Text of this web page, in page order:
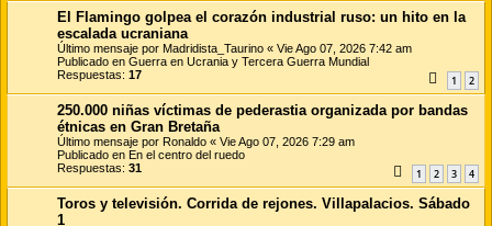
El Flamingo golpea el corazón industrial ruso: un hito en la
escalada ucraniana
Último mensaje por Madridista_Taurino « Vie Ago 07, 2026 7:42 am
Publicado en Guerra en Ucrania y Tercera Guerra Mundial
Respuestas: 17 1 2
250.000 niñas víctimas de pederastia organizada por bandas
étnicas en Gran Bretaña
Último mensaje por Ronaldo « Vie Ago 07, 2026 7:29 am
Publicado en En el centro del ruedo
Respuestas: 31 1 2 3 4
Toros y televisión. Corrida de rejones. Villapalacios. Sábado
1